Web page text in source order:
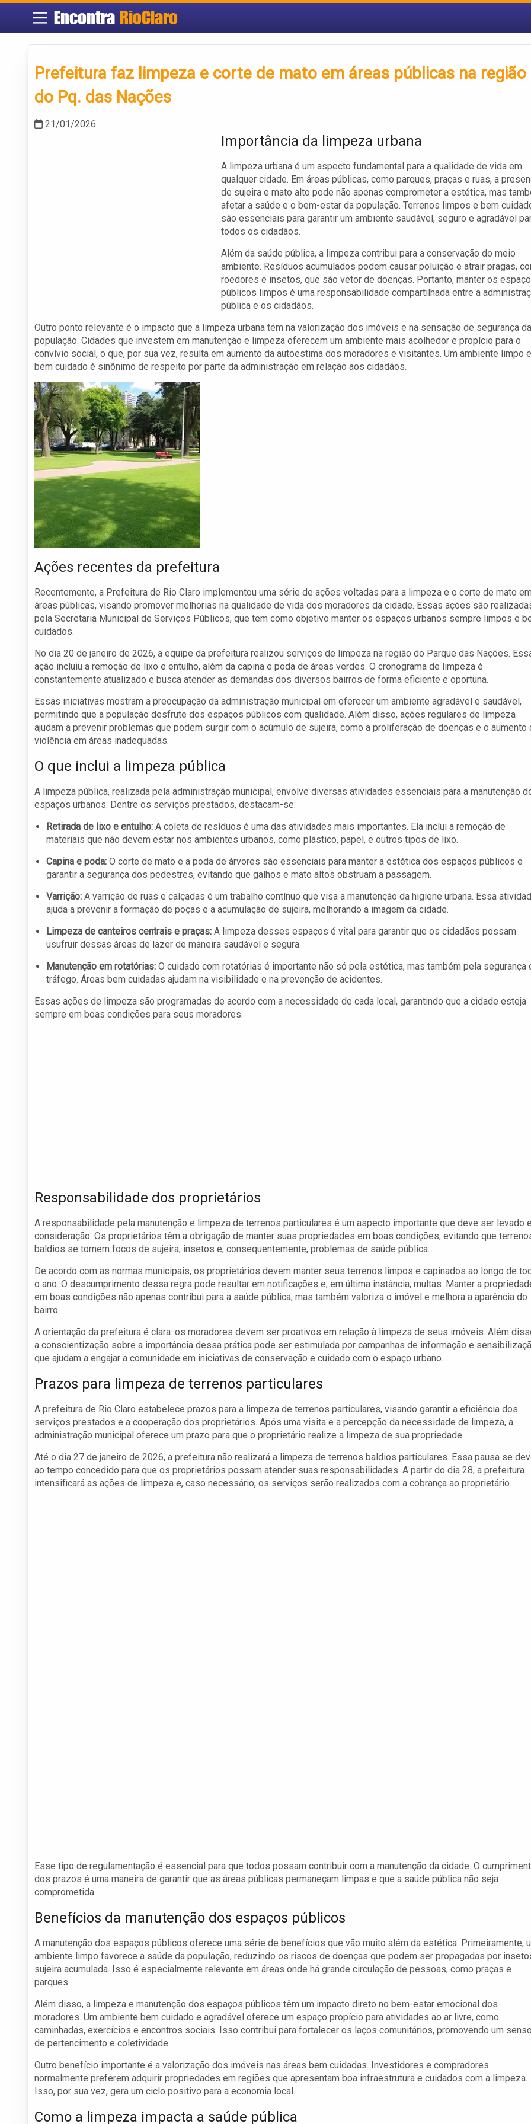
Encontra RioClaro
Prefeitura faz limpeza e corte de mato em áreas públicas na região
do Pq. das Nações
21/01/2026
Importância da limpeza urbana
A limpeza urbana é um aspecto fundamental para a qualidade de vida em
qualquer cidade. Em áreas públicas, como parques, praças e ruas, a
de sujeira e mato alto pode não apenas comprometer a estética, mas
afetar a saúde e o bem-estar da população. Terrenos limpos e bem
são essenciais para garantir um ambiente saudável, seguro e agradável
todos os cidadãos.
Além da saúde pública, a limpeza contribui para a conservação do meio
ambiente. Resíduos acumulados podem causar poluição e atrair pragas,
roedores e insetos, que são vetor de doenças. Portanto, manter os
públicos limpos é uma responsabilidade compartilhada entre a
pública e os cidadãos.
Outro ponto relevante é o impacto que a limpeza urbana tem na valorização dos imóveis e na sensação de segurança da
população. Cidades que investem em manutenção e limpeza oferecem um ambiente mais acolhedor e propício para o
convívio social, o que, por sua vez, resulta em aumento da autoestima dos moradores e visitantes. Um ambiente limpo e
bem cuidado é sinônimo de respeito por parte da administração em relação aos cidadãos.
Ações recentes da prefeitura
Recentemente, a Prefeitura de Rio Claro implementou uma série de ações voltadas para a limpeza e o corte de mato em
áreas públicas, visando promover melhorias na qualidade de vida dos moradores da cidade. Essas ações são
pela Secretaria Municipal de Serviços Públicos, que tem como objetivo manter os espaços urbanos sempre limpos e
cuidados.
No dia 20 de janeiro de 2026, a equipe da prefeitura realizou serviços de limpeza na região do Parque das Nações.
ação incluiu a remoção de lixo e entulho, além da capina e poda de áreas verdes. O cronograma de limpeza é
constantemente atualizado e busca atender as demandas dos diversos bairros de forma eficiente e oportuna.
Essas iniciativas mostram a preocupação da administração municipal em oferecer um ambiente agradável e saudável,
permitindo que a população desfrute dos espaços públicos com qualidade. Além disso, ações regulares de limpeza
ajudam a prevenir problemas que podem surgir com o acúmulo de sujeira, como a proliferação de doenças e o aumento
violência em áreas inadequadas.
O que inclui a limpeza pública
A limpeza pública, realizada pela administração municipal, envolve diversas atividades essenciais para a manutenção
espaços urbanos. Dentre os serviços prestados, destacam-se:
Retirada de lixo e entulho: A coleta de resíduos é uma das atividades mais importantes. Ela inclui a remoção de
materiais que não devem estar nos ambientes urbanos, como plástico, papel, e outros tipos de lixo.
Capina e poda: O corte de mato e a poda de árvores são essenciais para manter a estética dos espaços públicos e
garantir a segurança dos pedestres, evitando que galhos e mato altos obstruam a passagem.
Varrição: A varrição de ruas e calçadas é um trabalho contínuo que visa a manutenção da higiene urbana. Essa
ajuda a prevenir a formação de poças e a acumulação de sujeira, melhorando a imagem da cidade.
Limpeza de canteiros centrais e praças: A limpeza desses espaços é vital para garantir que os cidadãos possam
usufruir dessas áreas de lazer de maneira saudável e segura.
Manutenção em rotatórias: O cuidado com rotatórias é importante não só pela estética, mas também pela segurança
tráfego. Áreas bem cuidadas ajudam na visibilidade e na prevenção de acidentes.
Essas ações de limpeza são programadas de acordo com a necessidade de cada local, garantindo que a cidade esteja
sempre em boas condições para seus moradores.
Responsabilidade dos proprietários
A responsabilidade pela manutenção e limpeza de terrenos particulares é um aspecto importante que deve ser levado
consideração. Os proprietários têm a obrigação de manter suas propriedades em boas condições, evitando que
baldios se tornem focos de sujeira, insetos e, consequentemente, problemas de saúde pública.
De acordo com as normas municipais, os proprietários devem manter seus terrenos limpos e capinados ao longo de
o ano. O descumprimento dessa regra pode resultar em notificações e, em última instância, multas. Manter a
em boas condições não apenas contribui para a saúde pública, mas também valoriza o imóvel e melhora a aparência do
bairro.
A orientação da prefeitura é clara: os moradores devem ser proativos em relação à limpeza de seus imóveis. Além
a conscientização sobre a importância dessa prática pode ser estimulada por campanhas de informação e
que ajudam a engajar a comunidade em iniciativas de conservação e cuidado com o espaço urbano.
Prazos para limpeza de terrenos particulares
A prefeitura de Rio Claro estabelece prazos para a limpeza de terrenos particulares, visando garantir a eficiência dos
serviços prestados e a cooperação dos proprietários. Após uma visita e a percepção da necessidade de limpeza, a
administração municipal oferece um prazo para que o proprietário realize a limpeza de sua propriedade.
Até o dia 27 de janeiro de 2026, a prefeitura não realizará a limpeza de terrenos baldios particulares. Essa pausa se
ao tempo concedido para que os proprietários possam atender suas responsabilidades. A partir do dia 28, a prefeitura
intensificará as ações de limpeza e, caso necessário, os serviços serão realizados com a cobrança ao proprietário.
Esse tipo de regulamentação é essencial para que todos possam contribuir com a manutenção da cidade. O
dos prazos é uma maneira de garantir que as áreas públicas permaneçam limpas e que a saúde pública não seja
comprometida.
Benefícios da manutenção dos espaços públicos
A manutenção dos espaços públicos oferece uma série de benefícios que vão muito além da estética. Primeiramente,
ambiente limpo favorece a saúde da população, reduzindo os riscos de doenças que podem ser propagadas por
sujeira acumulada. Isso é especialmente relevante em áreas onde há grande circulação de pessoas, como praças e
parques.
Além disso, a limpeza e manutenção dos espaços públicos têm um impacto direto no bem-estar emocional dos
moradores. Um ambiente bem cuidado e agradável oferece um espaço propício para atividades ao ar livre, como
caminhadas, exercícios e encontros sociais. Isso contribui para fortalecer os laços comunitários, promovendo um senso
de pertencimento e coletividade.
Outro benefício importante é a valorização dos imóveis nas áreas bem cuidadas. Investidores e compradores
normalmente preferem adquirir propriedades em regiões que apresentam boa infraestrutura e cuidados com a limpeza.
Isso, por sua vez, gera um ciclo positivo para a economia local.
Como a limpeza impacta a saúde pública